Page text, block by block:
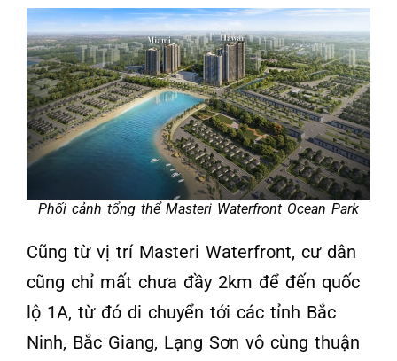
Phối cảnh tổng thể Masteri Waterfront Ocean Park
Cũng từ vị trí Masteri Waterfront, cư dân
cũng chỉ mất chưa đầy 2km để đến quốc
lộ 1A, từ đó di chuyển tới các tỉnh Bắc
Ninh, Bắc Giang, Lạng Sơn vô cùng thuận